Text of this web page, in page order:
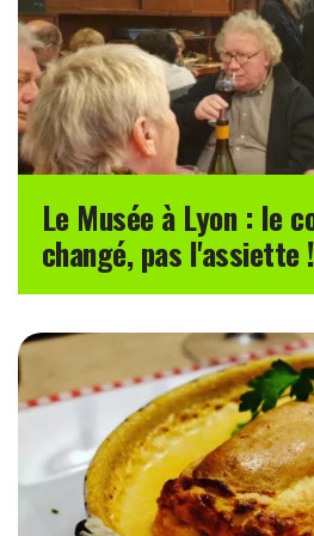
Le Musée à Lyon : le
changé, pas l'assiette !